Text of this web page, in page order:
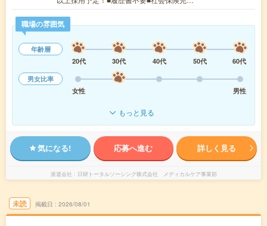
職場の雰囲気
年齢層
20代
30代 40代 50代
60代
男女比率
女性
男性
もっと見る
気になる! 応募へ進む 詳しく見る
派遣会社 日研トータルソーシング株式会社 メディカルケア事業部
未読 掲載日 2026/08/01